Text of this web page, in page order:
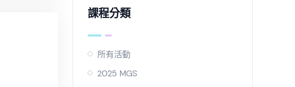
課程分類
所有活動
2025 MGS